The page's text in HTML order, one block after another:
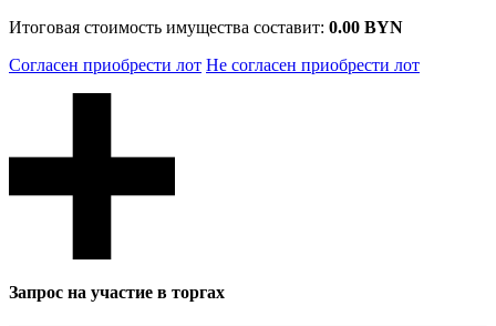
Итоговая стоимость имущества составит: 0.00 BYN
Согласен приобрести лот Не согласен приобрести лот
Запрос на участие в торгах